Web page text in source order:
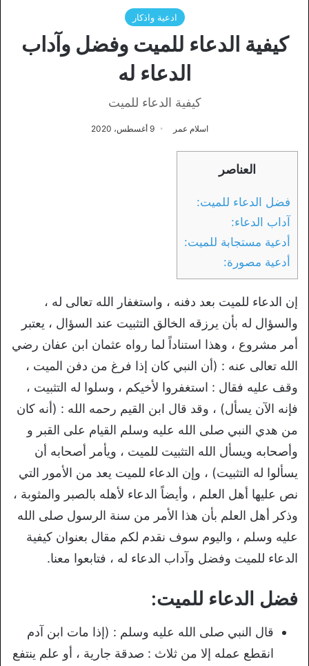
ادعية واذكار
كيفية الدعاء للميت وفضل وآداب
الدعاء له
كيفية الدعاء للميت
اسلام عمر 9 أغسطس، 2020
العناصر
فضل الدعاء للميت:
آداب الدعاء:
أدعية مستجابة للميت:
أدعية مصورة:
إن الدعاء للميت بعد دفنه ، واستغفار الله تعالى له ،
والسؤال له بأن يرزقه الخالق التثبيت عند السؤال ، يعتبر
أمر مشروع ، وهذا استناداً لما رواه عثمان ابن عفان رضي
الله تعالى عنه : (أن النبي كان إذا فرغ من دفن الميت ،
وقف عليه فقال : استغفروا لأخيكم ، وسلوا له التثبيت ،
فإنه الآن يسأل) ، وقد قال ابن القيم رحمه الله : (أنه كان
من هدي النبي صلى الله عليه وسلم القيام على القبر و
وأصحابه ويسأل الله التثبيت للميت ، ويأمر أصحابه أن
يسألوا له التثبيت) ، وإن الدعاء للميت يعد من الأمور التي
نص عليها أهل العلم ، وأيضاً الدعاء لأهله بالصبر والمثوبة ،
وذكر أهل العلم بأن هذا الأمر من سنة الرسول صلى الله
عليه وسلم ، واليوم سوف نقدم لكم مقال بعنوان كيفية
الدعاء للميت وفضل وآداب الدعاء له ، فتابعوا معنا.
فضل الدعاء للميت:
قال النبي صلى الله عليه وسلم : (إذا مات ابن آدم
انقطع عمله إلا من ثلاث : صدقة جارية ، أو علم ينتفع